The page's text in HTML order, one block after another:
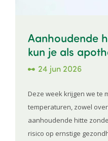
Aanhoudende
kun je als
24 jun 2026
Deze week krijgen we te
temperaturen, zowel
aanhoudende hitte
risico op ernstige